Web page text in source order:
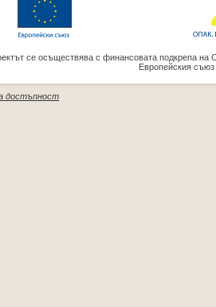
се осъществява с финансовата подкрепа на
Европейския
достъпност